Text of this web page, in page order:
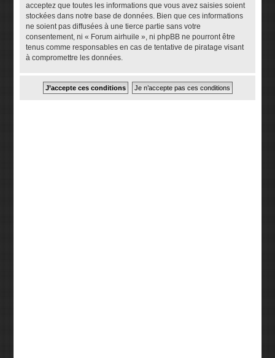
acceptez que toutes les informations que vous avez saisies soient
stockées dans notre base de données. Bien que ces informations
ne soient pas diffusées à une tierce partie sans votre
consentement, ni « Forum airhuile », ni phpBB ne pourront être
tenus comme responsables en cas de tentative de piratage visant
à compromettre les données.